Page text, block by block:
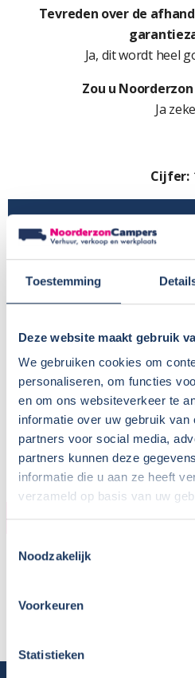
Toestemming
Deze website maakt gebruik
We gebruiken cookies om
personaliseren, om functies
en om ons websiteverkeer te
informatie over uw gebruik van
partners voor social media,
partners kunnen deze
informatie die u aan ze heeft
verzameld op basis van uw
Noodzakelijk
Voorkeuren
Statistieken
Tevreden over de
Ja, dit wordt heel
Zou u
Ja
Cijfer:
KOPER
Naam:
Koopdatum: